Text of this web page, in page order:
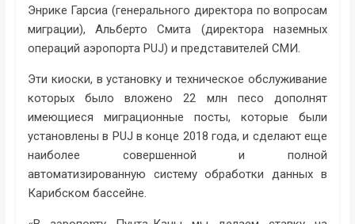
Энрике Гарсиа (генерального директора по вопросам
миграции), Альберто Смита (директора наземных
операций аэропорта PUJ) и представителей СМИ.
Эти киоски, в установку и техническое обслуживание
которых было вложено 22 млн песо дополнят
имеющиеся миграционные посты, которые были
установлены в PUJ в конце 2018 года, и сделают еще
наиболее совершенной и полной
автоматизированную систему обработки данных в
Карибском бассейне.